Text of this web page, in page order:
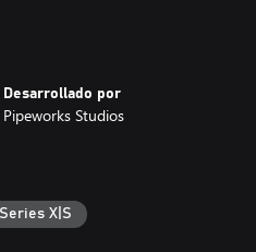
regulares, desafíos
más, a medida que el
las emociones del póker de
todo para dominar el imperio
perfecto para hacer grandes
Desarrollado por
Pipeworks Studios
X|S